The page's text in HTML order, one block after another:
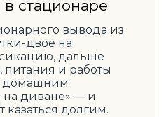
стационаре
вывода из
двое на
дальше
питания и работы
домашним
диване» — и
казаться долгим.